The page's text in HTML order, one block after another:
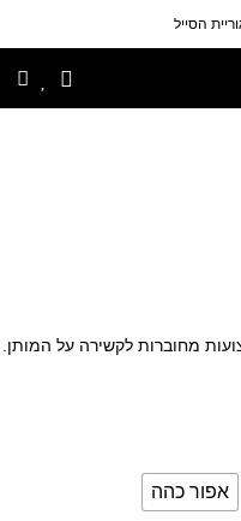
מחוברות לקשירה על המותן.
אפור כהה